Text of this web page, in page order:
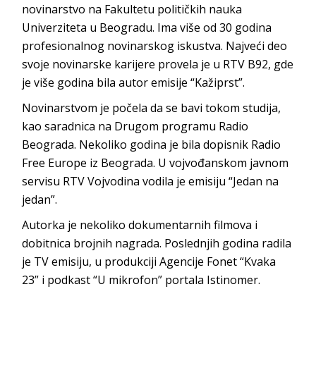
novinarstvo na Fakultetu političkih nauka
Univerziteta u Beogradu. Ima više od 30 godina
profesionalnog novinarskog iskustva. Najveći deo
svoje novinarske karijere provela je u RTV B92, gde
je više godina bila autor emisije “Kažiprst”.
Novinarstvom je počela da se bavi tokom studija,
kao saradnica na Drugom programu Radio
Beograda. Nekoliko godina je bila dopisnik Radio
Free Europe iz Beograda. U vojvođanskom javnom
servisu RTV Vojvodina vodila je emisiju “Jedan na
jedan”.
Autorka je nekoliko dokumentarnih filmova i
dobitnica brojnih nagrada. Poslednjih godina radila
je TV emisiju, u produkciji Agencije Fonet “Kvaka
23” i podkast “U mikrofon” portala Istinomer.